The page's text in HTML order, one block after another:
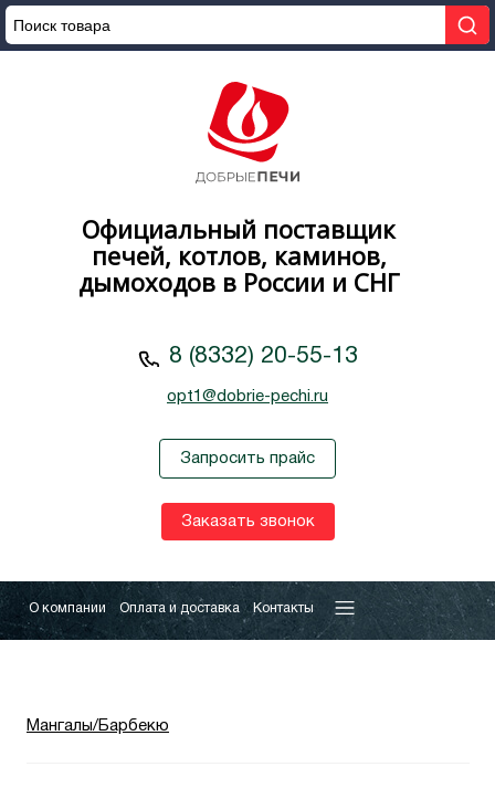
Официальный поставщик
печей, котлов, каминов,
дымоходов в России и СНГ
8 (8332) 20-55-13
opt1@dobrie-pechi.ru
Запросить прайс
Заказать звонок
О компании Оплата и доставка Контакты
Мангалы/Барбекю